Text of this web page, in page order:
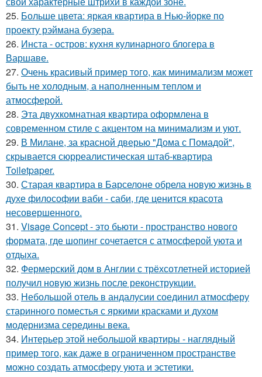
25. Больше цвета: яркая квартира в Нью-йорке по
проекту рэймана бузера.
26. Инста - остров: кухня кулинарного блогера в
Варшаве.
27. Очень красивый пример того, как минимализм может
быть не холодным, а наполненным теплом и
атмосферой.
28. Эта двухкомнатная квартира оформлена в
современном стиле с акцентом на минимализм и уют.
29. В Милане, за красной дверью "Дома с Помадой",
скрывается сюрреалистическая штаб-квартира
Toiletpaper.
30. Старая квартира в Барселоне обрела новую жизнь в
духе философии ваби - саби, где ценится красота
несовершенного.
31. Visage Concept - это бьюти - пространство нового
формата, где шопинг сочетается с атмосферой уюта и
отдыха.
32. Фермерский дом в Англии с трёхсотлетней историей
получил новую жизнь после реконструкции.
33. Небольшой отель в андалусии соединил атмосферу
старинного поместья с яркими красками и духом
модернизма середины века.
34. Интерьер этой небольшой квартиры - наглядный
пример того, как даже в ограниченном пространстве
можно создать атмосферу уюта и эстетики.